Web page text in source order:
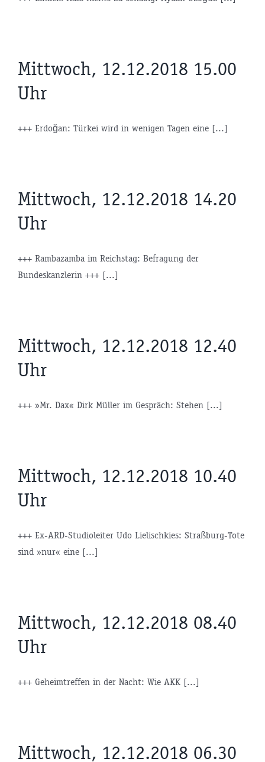
Mittwoch, 12.12.2018 15.00
Uhr
+++ Erdoğan: Türkei wird in wenigen Tagen eine [...]
Mittwoch, 12.12.2018 14.20
Uhr
+++ Rambazamba im Reichstag: Befragung der
Bundeskanzlerin +++ [...]
Mittwoch, 12.12.2018 12.40
Uhr
+++ »Mr. Dax« Dirk Müller im Gespräch: Stehen [...]
Mittwoch, 12.12.2018 10.40
Uhr
+++ Ex-ARD-Studioleiter Udo Lielischkies: Straßburg-Tote
sind »nur« eine [...]
Mittwoch, 12.12.2018 08.40
Uhr
+++ Geheimtreffen in der Nacht: Wie AKK [...]
Mittwoch, 12.12.2018 06.30